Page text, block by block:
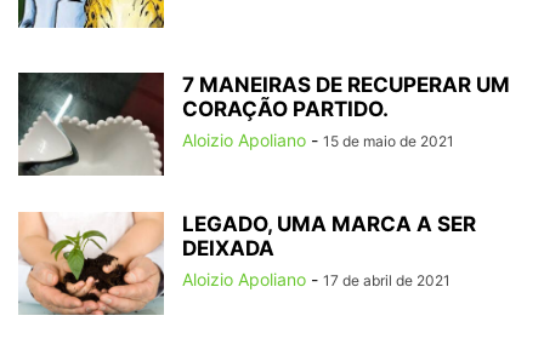
7 MANEIRAS DE RECUPERAR UM
CORAÇÃO PARTIDO.
Aloizio Apoliano - 15 de maio de 2021
LEGADO, UMA MARCA A SER
DEIXADA
Aloizio Apoliano - 17 de abril de 2021